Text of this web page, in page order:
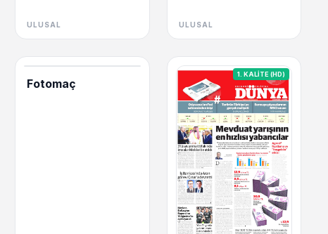
ULUSAL ULUSAL
Fotomaç
1. KALİTE (HD)